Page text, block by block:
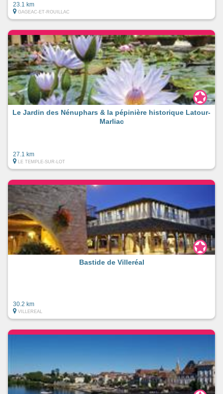
23.1 km
GAGEAC-ET-ROUILLAC
Le Jardin des Nénuphars & la pépinière historique Latour-
Marliac
27.1 km
LE TEMPLE-SUR-LOT
Bastide de Villeréal
30.2 km
VILLEREAL